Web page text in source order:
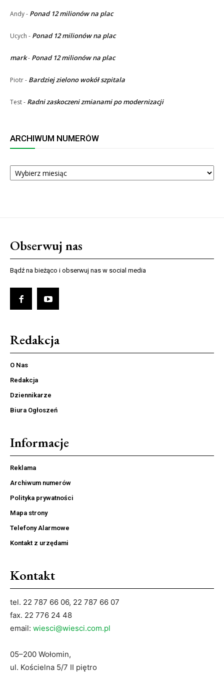
Andy- Ponad 12 milionów na plac
Ucych - Ponad 12 milionów na plac
mark- Ponad 12 milionów na plac
Piotr- Bardziej zielono wokół szpitala
Test- Radni zaskoczeni zmianami po modernizacji
ARCHIWUM NUMERÓW
ARCHIWUM
NUMERÓW
Obserwuj nas
Bądź na bieżąco i obserwuj nas w social media
Redakcja
O Nas
Redakcja
Dziennikarze
Biura Ogłoszeń
Informacje
Reklama
Archiwum numerów
Polityka prywatności
Mapa strony
Telefony Alarmowe
Kontakt z urzędami
Kontakt
tel. 22 787 66 06, 22 787 66 07
fax. 22 776 24 48
email: wiesci@wiesci.com.pl
05–200 Wołomin,
ul. Kościelna 5/7 II piętro